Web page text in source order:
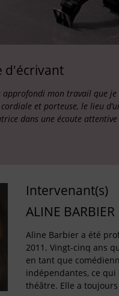
d'écrivant
approfondi mon travail que
et porteuse, le lieu
dans une écoute
Intervenant(s)
ALINE BARBIER
Aline Barbier a été
2011. Vingt-cinq ans
en tant que
indépendantes, ce qui
théâtre. Elle a toujours